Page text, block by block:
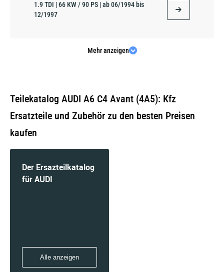
1.9 TDI | 66 KW / 90 PS | ab 06/1994 bis
12/1997
2.0 16V | 103 KW / 140 PS | ab 06/1994 bis
2.0 | 79 KW / 107 PS | ab 06/1994 bis 07/1995
Mehr anzeigen
Teilekatalog AUDI A6 C4 Avant (4A5): Kfz
Ersatzteile und Zubehör zu den besten Preisen
kaufen
Der Ersazteilkatalog
für AUDI
Alle anzeigen